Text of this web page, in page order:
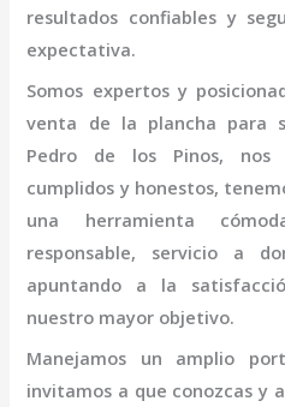
resultados confiables y
expectativa.
Somos expertos y
venta de la plancha para
Pedro de los Pinos, nos
cumplidos y honestos,
una herramienta
responsable, servicio a
apuntando a la
nuestro mayor objetivo.
Manejamos un amplio
invitamos a que conozcas y